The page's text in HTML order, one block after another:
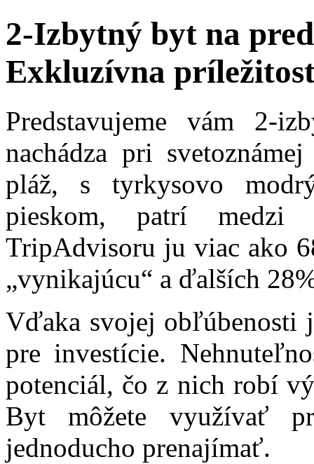
2-Izbytný byt na
Exkluzívna
Predstavujeme vám 2-
nachádza pri
pláž, s tyrkysovo
pieskom, patrí medzi
TripAdvisoru ju viac ako
„vynikajúcu“ a ďalších
Vďaka svojej obľúbenosti
pre investície.
potenciál, čo z nich robí
Byt môžete využívať
jednoducho prenajímať.